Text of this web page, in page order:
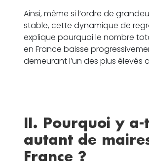
Ainsi, même si l’ordre de
stable, cette dynamique de
explique pourquoi le nombre
en France baisse
demeurant l’un des plus élevés
II. Pourquoi y a-
autant de
France ?